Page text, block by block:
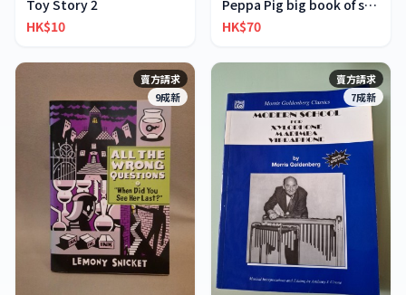
Toy Story 2
HK$10
Peppa Pig big book of stories
HK$70
賣方請求
9成新
賣方請求
7成新